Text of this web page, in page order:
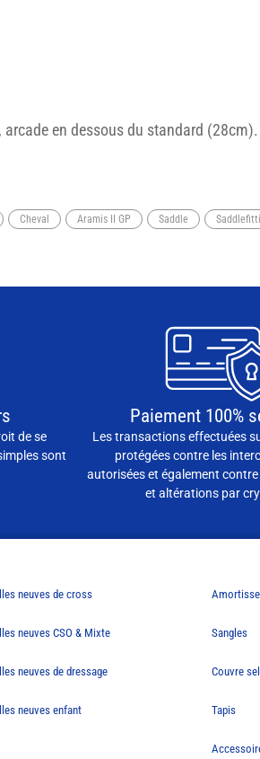
en dessous du standard
Cheval Aramis II GP Saddle
de se
sont
Paiement 100%
Les transactions effectuées
protégées contre les
autorisées et également
et altérations par
neuves de cross
neuves CSO & Mixte
neuves de dressage
neuves enfant
Sangles
Couvre
Tapis